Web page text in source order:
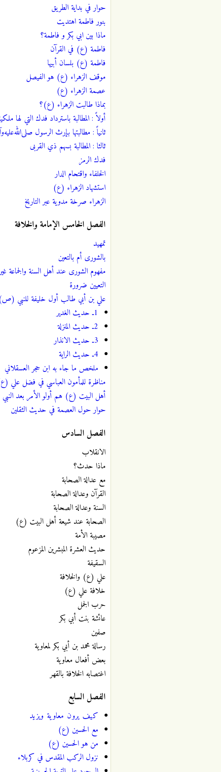
حوار في بداية الطريق
بنور فاطمة اهتديت
ماذا بين ابي بكر و فاطمة؟
فاطمة (ع) في القرآن
فاطمة (ع) بلسان أبيها
موقف الزهراء (ع) هو الفيصل
عصمة الزهراء (ع)
بماذا طالبت الزهراء (ع)؟
أولاً : المطالبة باسترداد فدك التي لها
ثانياً : مطالبتها بإرث الرسول
ثالثا : المطالبة بسهم ذي القربى
فدك الرمز
الخلفاء واقتحام الدار
استشهاد الزهراء (ع)
الزهراء صرخة مدوية عبر التاريخ
الفصل الخامس الإمامة والخلافة
تمهيد
بالشورى أم بالتعين
مفهوم الشورى عند أهل السنة والجماعة
التعيين ضرورة
علي بن أبي طالب أول خليفة للنبي
1ـ حديث الغدير
2ـ حديث المنزلة
3ـ حديث الانذار
4ـ حديث الراية
ملخص ما جاء به ابن حجر العسقلاني
مناظرة للمأمون العباسي في فضل علي
أهل البيت (ع) هم أولو الأمر بعد
حوار حول العصمة في حديث الثقلين
الفصل السادس
الانقلاب
ماذا حدث؟
مع عدالة الصحابة
القرآن وعدالة الصحابة
السنة وعدالة الصحابة
الصحابة عند شيعة أهل البيت (ع)
مصيبة الأمة
حديث العشرة المبشرين المزعوم
السقيفة
علي (ع) والخلافة
خلافة علي (ع)
حرب الجمل
عائشة بنت أبي بكر
صفين
رسالة محمد بن أبي بكر لمعاوية
بعض أفعال معاوية
اغتصابه الخلافة بالقهر
الفصل السابع
كيف يرون معاوية ويزيد
مع الحسين (ع)
من هو الحسين (ع)
نزول الركب المقدس في كربلاء